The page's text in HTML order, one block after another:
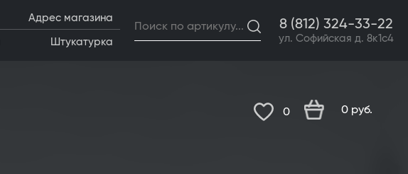
Адрес магазина
Штукатурка
8 (812) 324-33-22
ул. Софийская д. 8к1с4
0 0 руб.